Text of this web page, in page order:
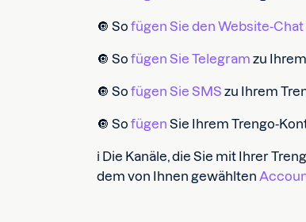
🔘 Sofügen Sie den Website-Chat
🔘 Sofügen Sie Telegram zu
🔘 Sofügen Sie SMS zu Ihrem
🔘 Sofügen Sie Ihrem Trengo-
ℹ️ Die Kanäle, die Sie mit Ihrer
dem von Ihnen gewählten